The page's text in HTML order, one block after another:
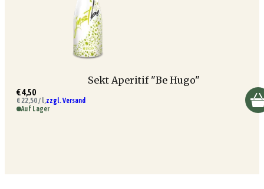
Sekt Aperitif "Be Hugo"
€ 4,50
€ 22,50 / l,zzgl. Versand
Auf Lager